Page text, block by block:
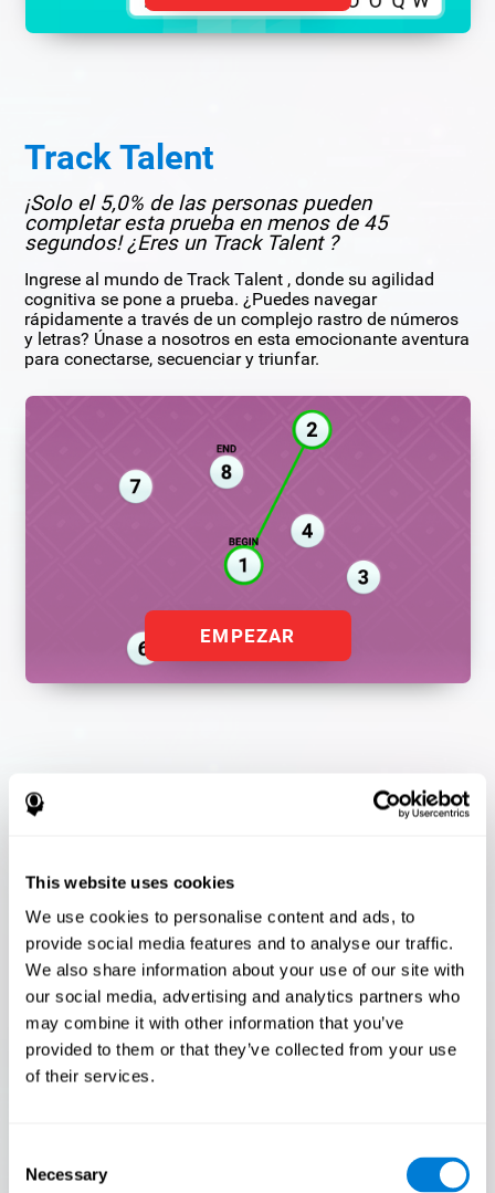
This website uses cookies
We use cookies to personalise content and ads, to
provide social media features and to analyse our traffic.
We also share information about your use of our site with
our social media, advertising and analytics partners who
may combine it with other information that you’ve
provided to them or that they’ve collected from your use
of their services.
Selection
Necessary
Track Talent
¡Solo el 5,0% de las personas pueden
completar esta prueba en menos de 45
segundos! ¿Eres un Track Talent ?
Ingrese al mundo de Track Talent , donde su agilidad
cognitiva se pone a prueba. ¿Puedes navegar
rápidamente a través de un complejo rastro de números
y letras? Únase a nosotros en esta emocionante aventura
para conectarse, secuenciar y triunfar.
EMPEZAR
Flash Finder
prueba! ¿Eres un Flash Finder ?
¡La prueba definitiva de tu velocidad y precisión! ¿Podrás
seguir el ritmo? ¿Estás listo para demostrar tu capacidad
para responder rápidamente bajo presión? ¡Acepta el
desafío en Flash Finder !